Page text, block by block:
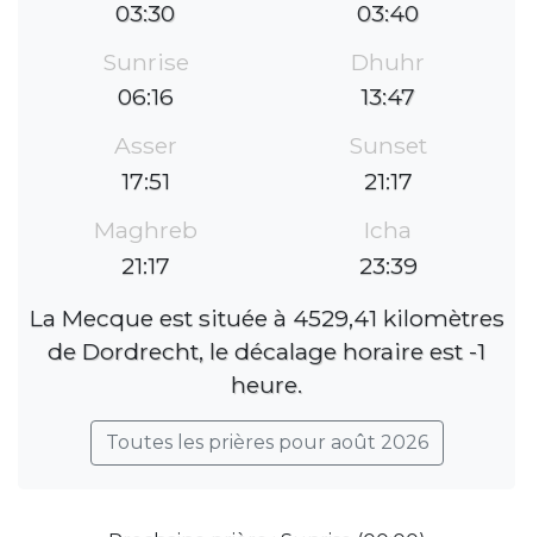
03:30
03:40
Sunrise
06:16
Dhuhr
13:47
Asser
17:51
Sunset
21:17
Maghreb
21:17
Icha
23:39
La Mecque est située à 4529,41 kilomètres
de Dordrecht, le décalage horaire est -1
heure.
Toutes les prières pour août 2026